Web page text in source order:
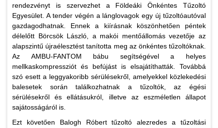
rendezvényt is szervezhet a Földeáki Önkéntes Tűzoltó
Egyesület. A tender végén a lánglovagok egy új tűzoltóautóval
gazdagodhatnak. Ennek a kiírásnak köszönhetően péntek
délelőtt Börcsök László, a makói mentőállomás vezetője az
alapszintű újraélesztést tanította meg az önkéntes tűzoltóknak.
Az AMBU-FANTOM bábu segítségével a helyes
mellkaskompressziót és befújást is elsajátíthatták. Továbbá
szó esett a leggyakoribb sérülésekről, amelyekkel közlekedési
balesetek során találkozhatnak a tűzoltók, az égési
sérülésekről és ellátásukról, illetve az eszméletlen állapot
sajátosságáról is.
Ezt követően Balogh Róbert tűzoltó alezredes a tűzoltási